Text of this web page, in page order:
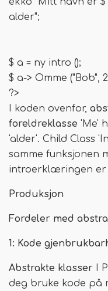
alder";
$ a = ny intro ();
$ a-> Omme ("Bob",
?>
I koden ovenfor,
foreldreklasse 'Me'
'alder'. Child Class
samme funksjonen
introerklæringen er
Produksjon
Fordeler med
1: Kode
Abstrakte klasser I
deg bruke kode på